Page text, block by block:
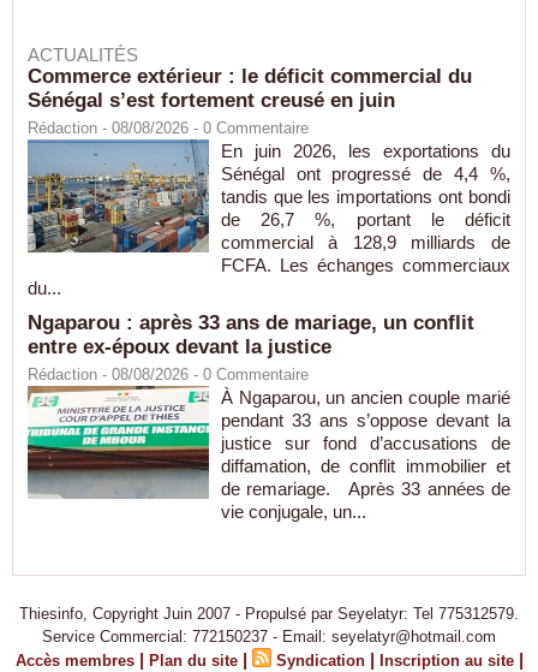
ACTUALITÉS
Commerce extérieur : le déficit commercial du
Sénégal s’est fortement creusé en juin
Rédaction - 08/08/2026 - 0 Commentaire
En juin 2026, les exportations du
Sénégal ont progressé de 4,4 %,
tandis que les importations ont bondi
de 26,7 %, portant le déficit
commercial à 128,9 milliards de
FCFA. Les échanges commerciaux
du...
Ngaparou : après 33 ans de mariage, un conflit
entre ex-époux devant la justice
Rédaction - 08/08/2026 - 0 Commentaire
À Ngaparou, un ancien couple marié
pendant 33 ans s’oppose devant la
justice sur fond d’accusations de
diffamation, de conflit immobilier et
de remariage. Après 33 années de
vie conjugale, un...
Thiesinfo, Copyright Juin 2007 - Propulsé par Seyelatyr: Tel 775312579.
Service Commercial: 772150237 - Email: seyelatyr@hotmail.com
Accès membres | Plan du site | Syndication | Inscription au site |